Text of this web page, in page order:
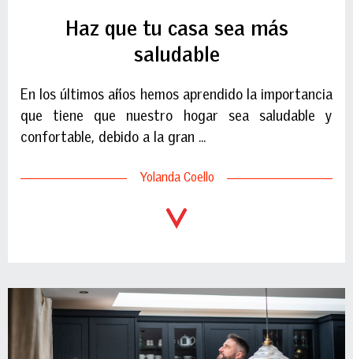
Haz que tu casa sea más
saludable
En los últimos años hemos aprendido la importancia
que tiene que nuestro hogar sea saludable y
confortable, debido a la gran ...
Yolanda Coello